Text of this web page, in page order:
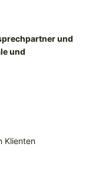
und
und
Klienten